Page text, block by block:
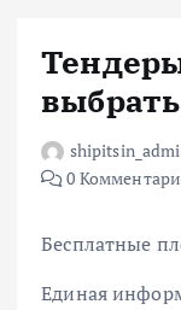
выбрать
0
Бесплатные
Единая